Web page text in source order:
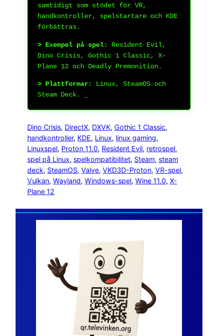
samtidigt som stödet för VR,
handkontroller, spelstartare och KDE
förbättras.
> Exempel på spel:
Resident Evil,
Dino Crisis, Gothic 1 Classic, X-
Plane 12 och Deadly Premonition.
> Plattformar:
Linux, SteamOS och
Steam Deck.
Dino Crisis, DirectX, DXVK, Gothic 1 Classic
handkontroller, KDE, Linux, linux gaming
Linuxspel, Proton 11.0, Resident Evil, retrospel
spel på Linux, spelkompatibilitet, Steam, steam
deck, SteamOS, Valve, VKD3D-Proton, VR-spel
Vulkan, Wayland, Windows-spel, Wine 11.0, X-
Plane 12